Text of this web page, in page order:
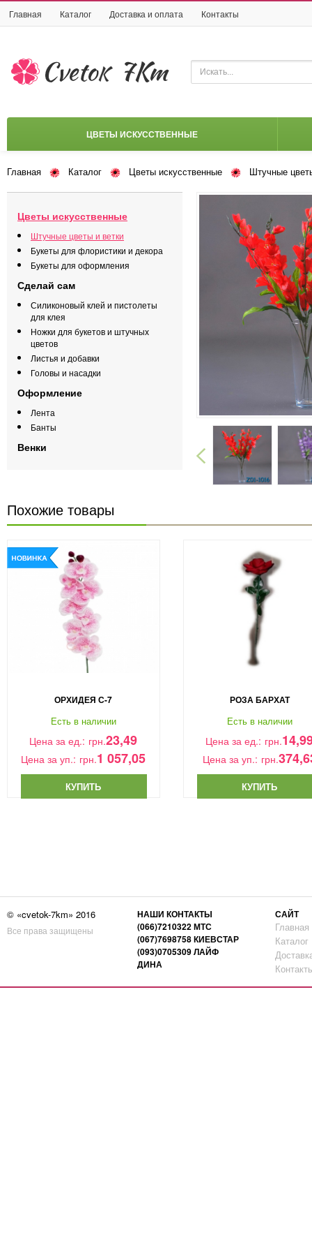
Главная Каталог Доставка и оплата Контакты
ЦВЕТЫ ИСКУССТВЕННЫЕ
Главная Каталог Цветы искусственные Штучные
Цветы искусственные
Штучные цветы и ветки
Букеты для флористики и декора
Букеты для оформления
Сделай сам
Силиконовый клей и пистолеты
для клея
Ножки для букетов и штучных
цветов
Листья и добавки
Головы и насадки
Оформление
Лента
Банты
Венки
Похожие товары
ОРХИДЕЯ С-7
Есть в наличии
Цена за ед.: грн.23,49
Цена за уп.: грн.1 057,05
КУПИТЬ
РОЗА БАРХАТ
Есть в наличии
Цена за ед.: грн.
Цена за уп.: грн.
КУПИТЬ
© «cvetok-7km» 2016
Все права защищены
НАШИ КОНТАКТЫ
(066)7210322 МТС
(067)7698758 КИЕВСТАР
(093)0705309 ЛАЙФ
ДИНА
САЙТ
Главная
Каталог